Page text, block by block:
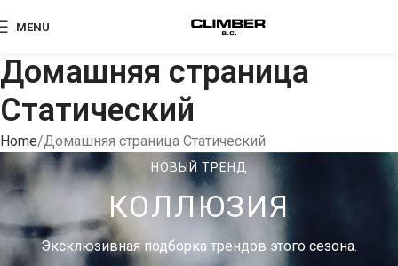
MENU
Домашняя страница
Статический
Home Домашняя страница Статический
НОВЫЙ ТРЕНД
КОЛЛЮЗИЯ
Эксклюзивная подборка трендов этого сезона.